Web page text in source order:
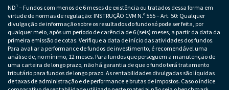
ND¹ – Fundos com menos de 6 meses de existência ou tratados dessa forma em
virtude de normas de regulação: INSTRUÇÃO CVM N.º 555 – Art. 50: Qualquer
divulgação de informação sobre os resultados do fundo só pode ser feita, por
qualquer meio, após um período de carência de 6 (seis) meses, a partir da data da
primeira emissão de cotas. Verifique a data de início das atividades dos fundos.
Para avaliar a performance de fundos de investimento, é recomendável uma
análise de, no mínimo, 12 meses. Para fundos que perseguem a manutenção de
uma carteira de longo prazo, não há garantia de que o fundo terá tratamento
tributário para fundos de longo prazo. As rentabilidades divulgadas são líquidas
de taxas de administração e de performance e brutas de impostos. Caso o índice